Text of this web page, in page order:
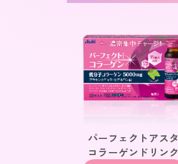
パーフェクトアスタ
コラーゲンドリンク